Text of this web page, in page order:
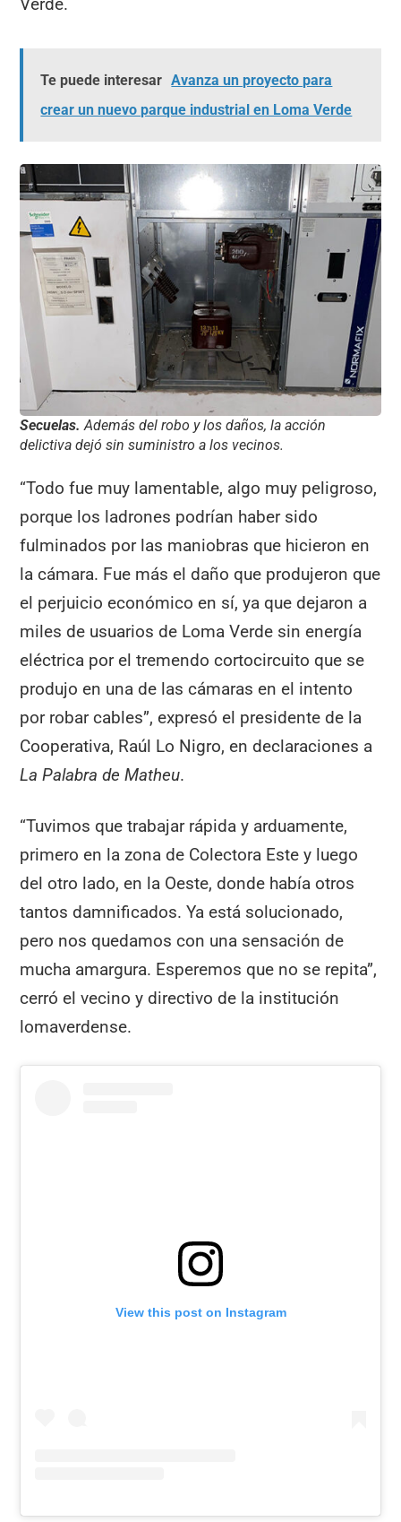
Verde.
Te puede interesar Avanza un proyecto para
crear un nuevo parque industrial en Loma Verde
Secuelas. Además del robo y los daños, la acción
delictiva dejó sin suministro a los vecinos.
“Todo fue muy lamentable, algo muy peligroso,
porque los ladrones podrían haber sido
fulminados por las maniobras que hicieron en
la cámara. Fue más el daño que produjeron que
el perjuicio económico en sí, ya que dejaron a
miles de usuarios de Loma Verde sin energía
eléctrica por el tremendo cortocircuito que se
produjo en una de las cámaras en el intento
por robar cables”, expresó el presidente de la
Cooperativa, Raúl Lo Nigro, en declaraciones a
La Palabra de Matheu.
“Tuvimos que trabajar rápida y arduamente,
primero en la zona de Colectora Este y luego
del otro lado, en la Oeste, donde había otros
tantos damnificados. Ya está solucionado,
pero nos quedamos con una sensación de
mucha amargura. Esperemos que no se repita”,
cerró el vecino y directivo de la institución
lomaverdense.
View this post on Instagram